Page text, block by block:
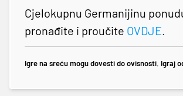
Cjelokupnu Germanijinu
pronađite i proučite OVDJE.
Igre na sreću mogu dovesti do ovisnosti. Igraj